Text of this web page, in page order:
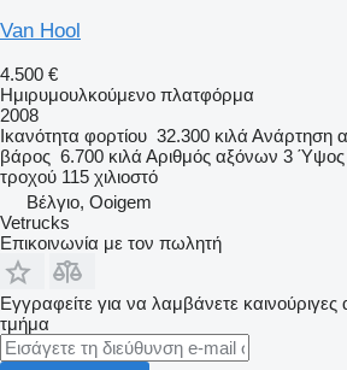
Van Hool
4.500 €
Ημιρυμουλκούμενο πλατφόρμα
2008
Ικανότητα φορτίου 32.300 κιλά Ανάρτηση
βάρος 6.700 κιλά Αριθμός αξόνων 3 Ύψος
τροχού 115 χιλιοστό
Βέλγιο, Ooigem
Vetrucks
Επικοινωνία με τον πωλητή
Εγγραφείτε για να λαμβάνετε καινούριγες
τμήμα